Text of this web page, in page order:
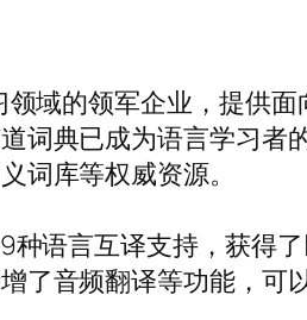
域的领军企业，提供
词典已成为语言学习者
词库等权威资源。
语言互译支持，获得
了音频翻译等功能，